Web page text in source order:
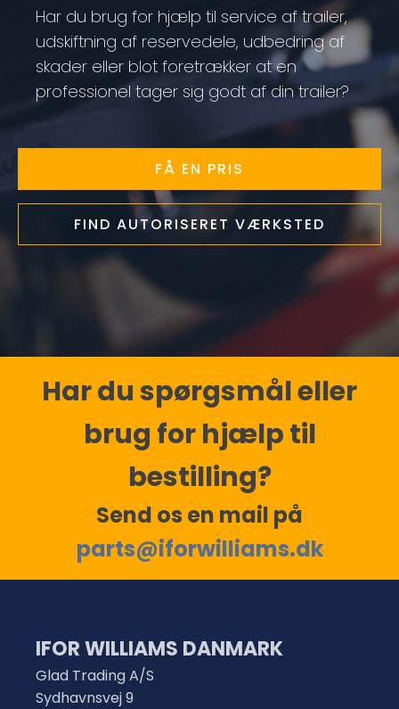
Har du brug for hjælp til service af trailer,
udskiftning af reservedele, udbedring af
skader eller blot foretrækker at en
professionel tager sig godt af din trailer?
FÅ EN PRIS
FIND AUTORISERET VÆRKSTED
Har du spørgsmål eller
brug for hjælp til
bestilling?
Send os en mail på
parts@iforwilliams.dk
IFOR WILLIAMS DANMARK
Glad Trading A/S
Sydhavnsvej 9